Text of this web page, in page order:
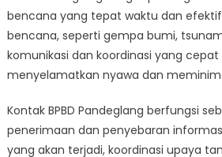
bencana yang tepat waktu dan
bencana, seperti gempa bumi,
komunikasi dan koordinasi yang
menyelamatkan nyawa dan
Kontak BPBD Pandeglang berfungsi
penerimaan dan penyebaran
yang akan terjadi, koordinasi upaya